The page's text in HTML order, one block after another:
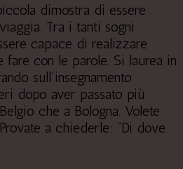
dimostra di essere
Tra i tanti sogni
capace di realizzare
fare con le parole. Si laurea in
sull’insegnamento
dopo aver passato più
che a Bologna. Volete
a chiederle: “Di dove